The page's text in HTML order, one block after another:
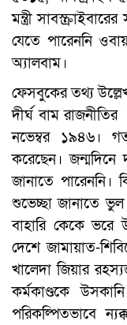
মন্ত্রী
যেতে পারেননি
অ্যালবাম।
ফেসবুকের তথ্য
দীর্ঘ বাম
নভেম্বর ১৯৪৬।
করেছেন। জন্মদিনে
জানাতে পারেননি।
শুভেচ্ছা জানাতে
বাহারি কেকে ভরে
দেশে জামায়াত-
খালেদা জিয়ার
কর্মকাণ্ডকে
পরিকল্পিতভাবে